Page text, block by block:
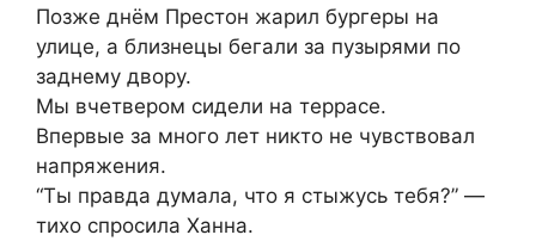
Позже днём Престон жарил бургеры на
улице, а близнецы бегали за пузырями по
заднему двору.
Мы вчетвером сидели на террасе.
Впервые за много лет никто не чувствовал
напряжения.
“Ты правда думала, что я стыжусь тебя?” —
тихо спросила Ханна.